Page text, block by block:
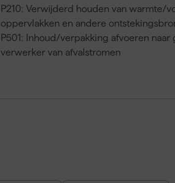
P210: Verwijderd houden van warmte/
oppervlakken en andere
P501: Inhoud/verpakking afvoeren
verwerker van afvalstromen